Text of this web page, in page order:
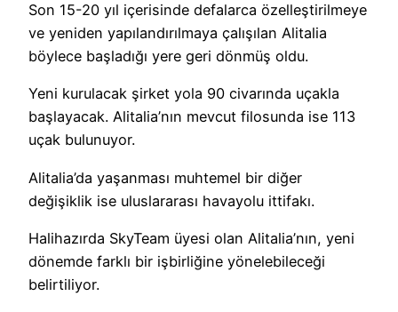
Son 15-20 yıl içerisinde defalarca özelleştirilmeye
ve yeniden yapılandırılmaya çalışılan Alitalia
böylece başladığı yere geri dönmüş oldu.
Yeni kurulacak şirket yola 90 civarında uçakla
başlayacak. Alitalia’nın mevcut filosunda ise 113
uçak bulunuyor.
Alitalia’da yaşanması muhtemel bir diğer
değişiklik ise uluslararası havayolu ittifakı.
Halihazırda SkyTeam üyesi olan Alitalia’nın, yeni
dönemde farklı bir işbirliğine yönelebileceği
belirtiliyor.